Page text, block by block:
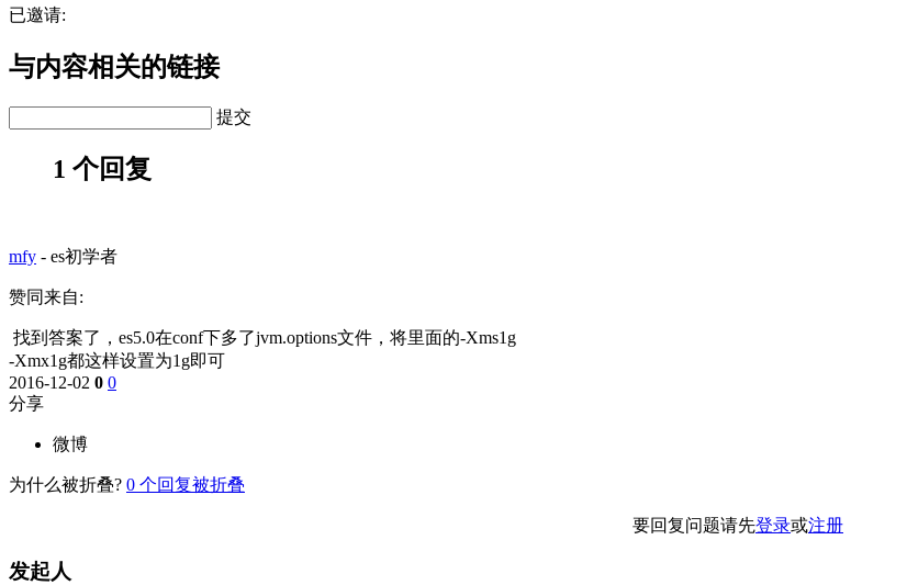
已邀请:
与内容相关的链接
提交
1 个回复
mfy - es初学者
赞同来自:
找到答案了，es5.0在conf下多了jvm.options文件，将里面的-Xms1g
-Xmx1g都这样设置为1g即可
2016-12-02 0 0
分享
微博
为什么被折叠? 0 个回复被折叠
要回复问题请先登录或注册
发起人